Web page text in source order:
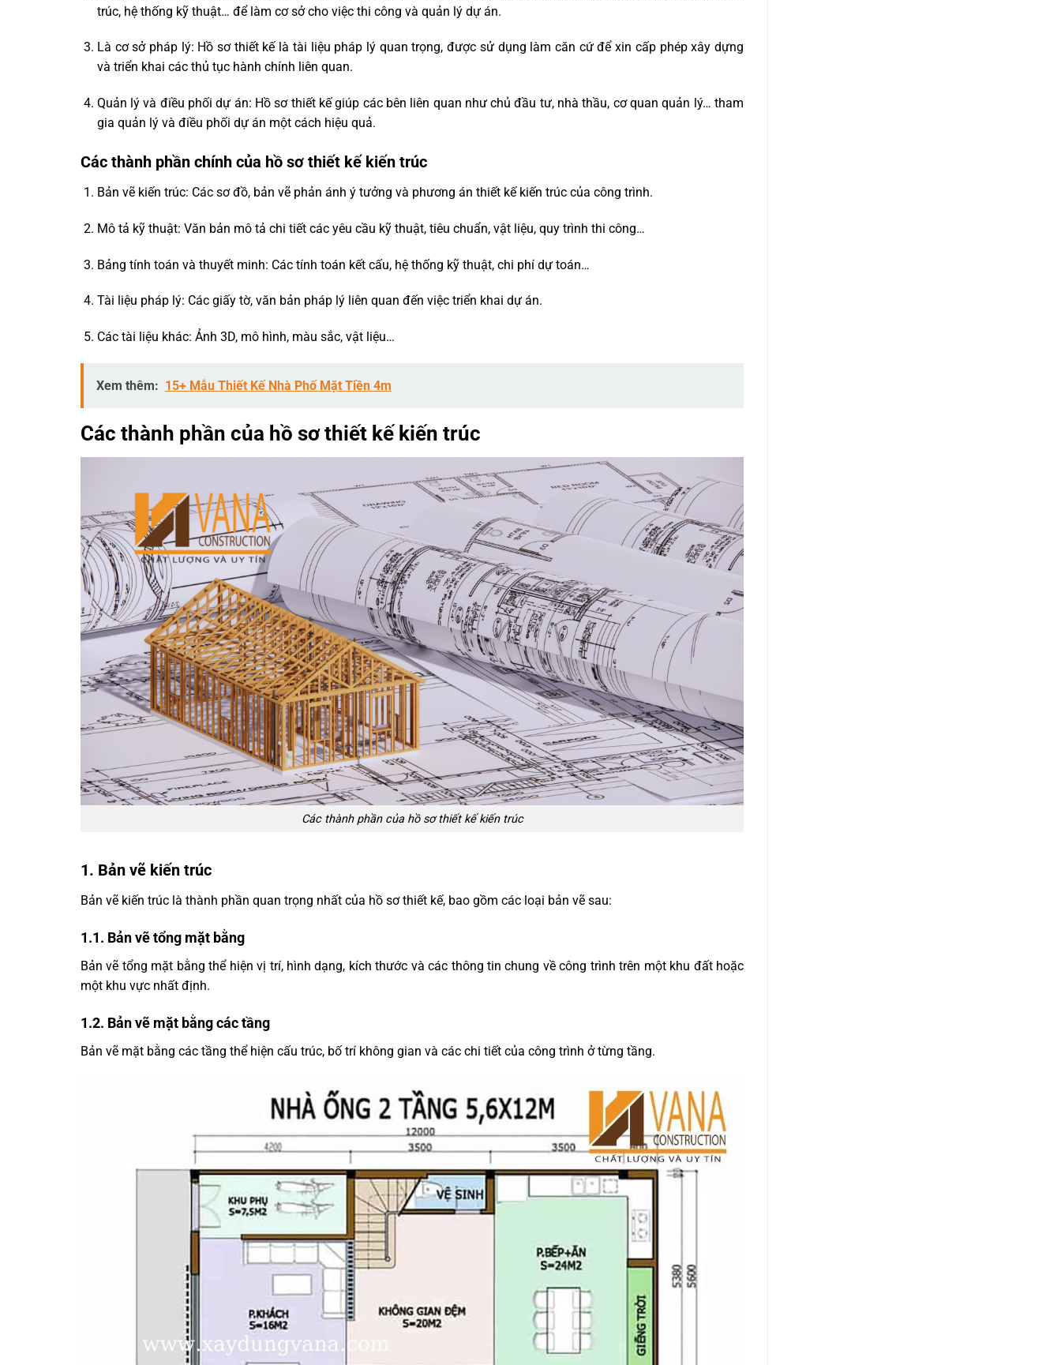
trúc, hệ thống kỹ thuật… để làm cơ sở cho việc thi công và quản lý dự án.
Là cơ sở pháp lý: Hồ sơ thiết kế là tài liệu pháp lý quan trọng, được sử dụng làm căn cứ để xin cấp phép xây dựng
và triển khai các thủ tục hành chính liên quan.
Quản lý và điều phối dự án: Hồ sơ thiết kế giúp các bên liên quan như chủ đầu tư, nhà thầu, cơ quan quản lý… tham
gia quản lý và điều phối dự án một cách hiệu quả.
Các thành phần chính của hồ sơ thiết kế kiến trúc
Bản vẽ kiến trúc: Các sơ đồ, bản vẽ phản ánh ý tưởng và phương án thiết kế kiến trúc của công trình.
Mô tả kỹ thuật: Văn bản mô tả chi tiết các yêu cầu kỹ thuật, tiêu chuẩn, vật liệu, quy trình thi công…
Bảng tính toán và thuyết minh: Các tính toán kết cấu, hệ thống kỹ thuật, chi phí dự toán…
Tài liệu pháp lý: Các giấy tờ, văn bản pháp lý liên quan đến việc triển khai dự án.
Các tài liệu khác: Ảnh 3D, mô hình, màu sắc, vật liệu…
Xem thêm: 15+ Mẫu Thiết Kế Nhà Phố Mặt Tiền 4m
Các thành phần của hồ sơ thiết kế kiến trúc
Các thành phần của hồ sơ thiết kế kiến trúc
1. Bản vẽ kiến trúc
Bản vẽ kiến trúc là thành phần quan trọng nhất của hồ sơ thiết kế, bao gồm các loại bản vẽ sau:
1.1. Bản vẽ tổng mặt bằng
Bản vẽ tổng mặt bằng thể hiện vị trí, hình dạng, kích thước và các thông tin chung về công trình trên một khu đất hoặc
một khu vực nhất định.
1.2. Bản vẽ mặt bằng các tầng
Bản vẽ mặt bằng các tầng thể hiện cấu trúc, bố trí không gian và các chi tiết của công trình ở từng tầng.